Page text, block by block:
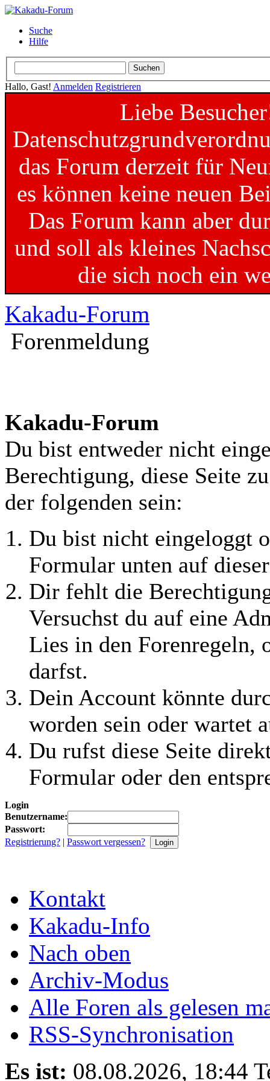
Suche
Hilfe
Hallo, Gast! Anmelden Registrieren
Liebe
das Forum derzeit für
es können keine neuen
Das Forum kann aber
und soll als kleines
die sich noch ein
Kakadu-Forum
Forenmeldung
Kakadu-Forum
Du bist entweder nicht
Berechtigung, diese Seite
der folgenden sein:
Du bist nicht eingeloggt
Formular unten auf
Dir fehlt die
Versuchst du auf eine
Lies in den Forenregeln,
darfst.
Dein Account könnte
worden sein oder wartet
Du rufst diese Seite
Formular oder den
Login
Benutzername:
Passwort:
Registrierung? | Passwort vergessen?
Kontakt
Kakadu-Info
Nach oben
Archiv-Modus
Alle Foren als gelesen
RSS-Synchronisation
Es ist: 08.08.2026, 18:44